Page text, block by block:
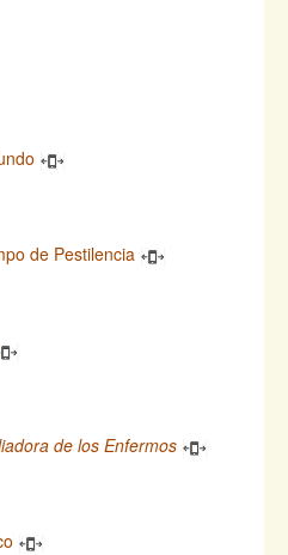
de Pestilencia
de los Enfermos